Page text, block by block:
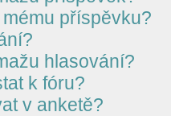
příspěvku?
hlasování?
k fóru?
v anketě?